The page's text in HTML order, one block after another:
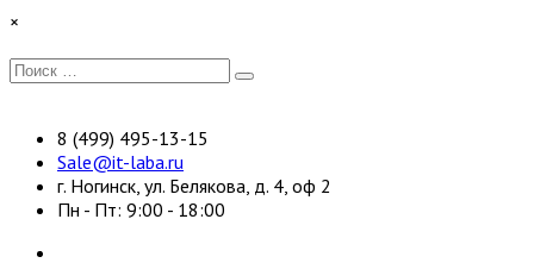
Перейти
содержимому
×
Искать:
Поиск
8 (499) 495-13-15
Sale@it-laba.ru
г. Ногинск, ул. Белякова, д. 4, оф 2
Пн - Пт: 9:00 - 18:00